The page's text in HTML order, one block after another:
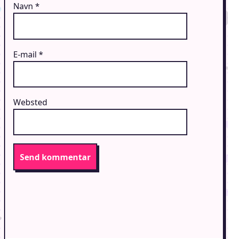
Navn *
E-mail *
Websted